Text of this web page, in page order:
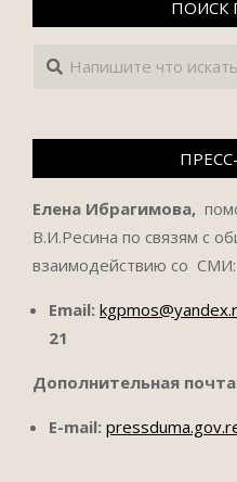
ПОИСК
Поиск
Елена Ибрагимова,
В.И.Ресина по связям с
взаимодействию со СМИ:
Email:
21
Дополнительная почта
E-mail: